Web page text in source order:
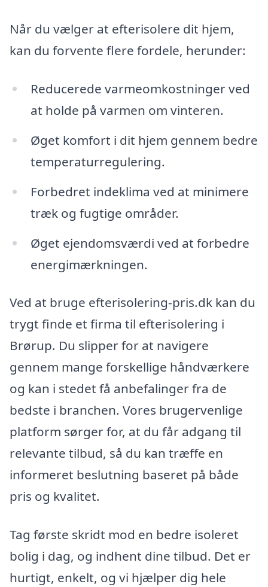
Når du vælger at efterisolere dit hjem,
kan du forvente flere fordele, herunder:
Reducerede varmeomkostninger ved
at holde på varmen om vinteren.
Øget komfort i dit hjem gennem bedre
temperaturregulering.
Forbedret indeklima ved at minimere
træk og fugtige områder.
Øget ejendomsværdi ved at forbedre
energimærkningen.
Ved at bruge efterisolering-pris.dk kan du
trygt finde et firma til efterisolering i
Brørup. Du slipper for at navigere
gennem mange forskellige håndværkere
og kan i stedet få anbefalinger fra de
bedste i branchen. Vores brugervenlige
platform sørger for, at du får adgang til
relevante tilbud, så du kan træffe en
informeret beslutning baseret på både
pris og kvalitet.
Tag første skridt mod en bedre isoleret
bolig i dag, og indhent dine tilbud. Det er
hurtigt, enkelt, og vi hjælper dig hele